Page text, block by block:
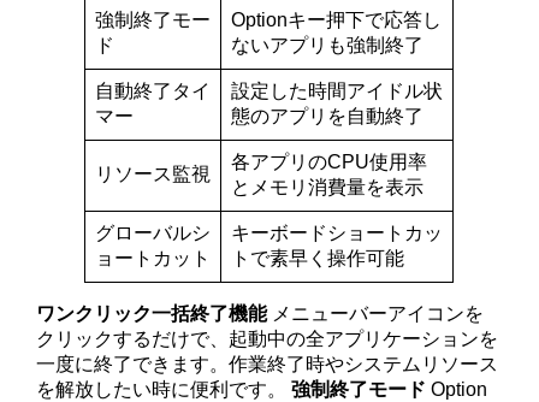
強制終了モー
ド
Optionキー押下で応答し
ないアプリも強制終了
自動終了タイ
マー
設定した時間アイドル状
態のアプリを自動終了
リソース監視
各アプリのCPU使用率
とメモリ消費量を表示
グローバルシ
ョートカット
キーボードショートカッ
トで素早く操作可能
ワンクリック一括終了機能メニューバーアイコンを
クリックするだけで、起動中の全アプリケーションを
一度に終了できます。作業終了時やシステムリソース
を解放したい時に便利です。強制終了モード Option